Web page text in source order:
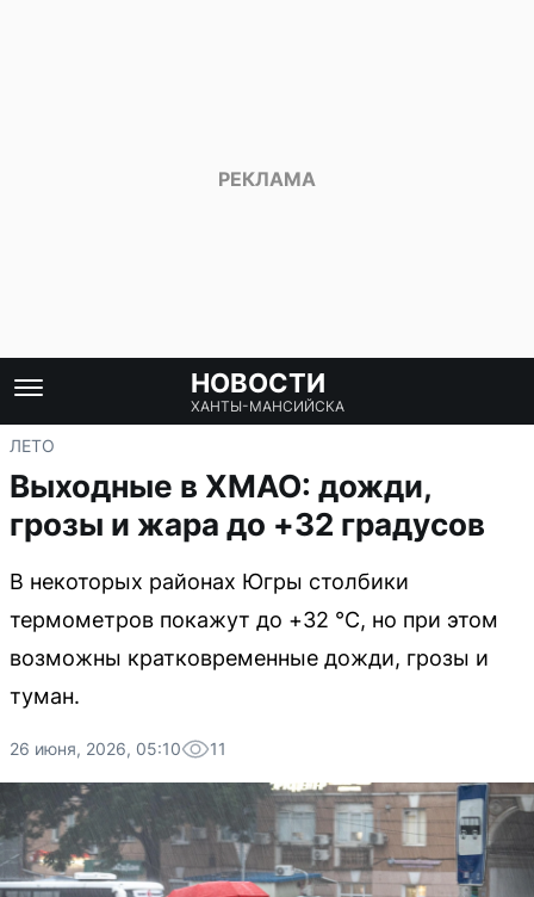
НОВОСТИ
ХАНТЫ-МАНСИЙСКА
ЛЕТО
Выходные в ХМАО: дожди,
грозы и жара до +32 градусов
В некоторых районах Югры столбики
термометров покажут до +32 °C, но при этом
возможны кратковременные дожди, грозы и
туман.
26 июня, 2026, 05:10 11